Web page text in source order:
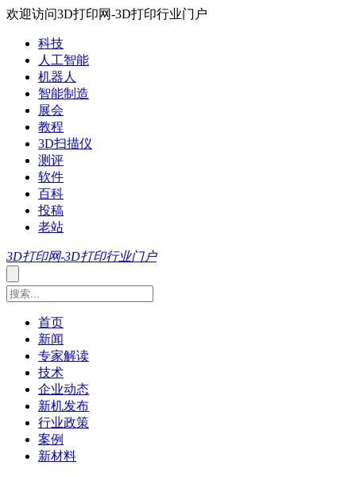
欢迎访问3D打印网-3D打印行业门户
科技
人工智能
机器人
智能制造
展会
教程
3D扫描仪
测评
软件
百科
投稿
老站
3D打印网-3D打印行业门户
首页
新闻
专家解读
技术
企业动态
新机发布
行业政策
案例
新材料